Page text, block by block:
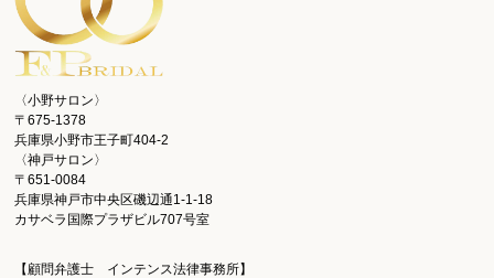
〈小野サロン〉
〒675-1378
兵庫県小野市王子町404-2
〈神戸サロン〉
〒651-0084
兵庫県神戸市中央区磯辺通1-1-18
カサベラ国際プラザビル707号室
【顧問弁護士 インテンス法律事務所】